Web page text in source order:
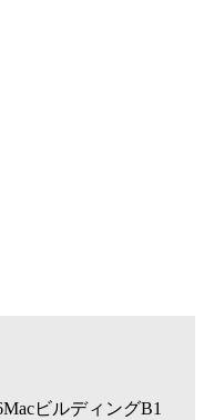
ビルディングB1